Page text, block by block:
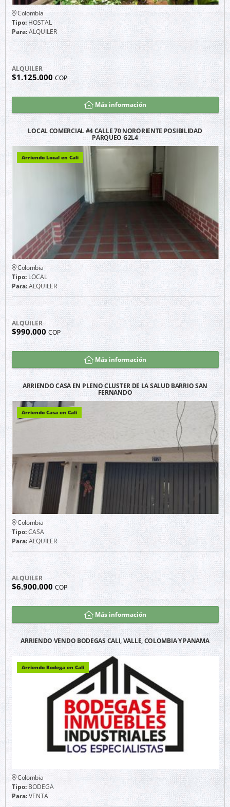
Colombia
Tipo:HOSTAL
Para:ALQUILER
ALQUILER
$1.125.000COP
Más información
LOCAL COMERCIAL #4 CALLE 70 NORORIENTE POSIBILIDAD
PARQUEO G2L4
Arriendo Local en Cali
Colombia
Tipo:LOCAL
Para:ALQUILER
ALQUILER
$990.000 COP
Más información
ARRIENDO CASA EN PLENO CLUSTER DE LA SALUD BARRIO SAN
FERNANDO
Arriendo Casa en Cali
Colombia
Tipo:CASA
Para:ALQUILER
ALQUILER
$6.900.000COP
Más información
ARRIENDO VENDO BODEGAS CALI, VALLE, COLOMBIA Y PANAMA
Arriendo Bodega en Cali
Colombia
Tipo:BODEGA
Para:VENTA